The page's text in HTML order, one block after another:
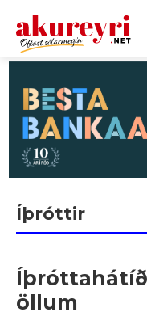
Íþróttir
öllum